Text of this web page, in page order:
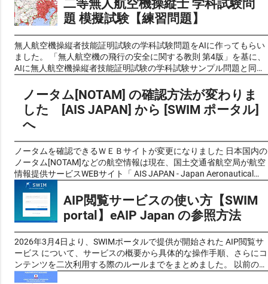
航空機操縦士」「二等無人航空機操縦士」の国家試験の学科の教科
書の基になるものです。この教則の内容や範囲から試験問題も作ら
れるています。 令和7年(2025年)2月1日に改訂された、 無人航空機
の飛行の安全に関する教則（第４版） は以下にリンクします。 無
人航空機の飛行の安全に関する教則（第４版）
https://www.mlit.go.jp/koku/content/001860311.pdf ！注意！：無
り、第４版をもとに作成されるようになりました。 無⼈航空機操縦
士の学科試験の受験の為の学習資料としてのご利用 は下記の 最新
版「第４版」 をご覧ください。 「無人航空機の飛行の安全に関す
る教則」（第４版）令和７年(2025年)２月１日 【教則学習】 学科
機の飛行の安全に関する教則 第４版 [読み上げ]
https://youtu.be/BOb9h2-Ylgg 無人航空機の飛行の安全に関する教
則 第４版 読み上げ動画
https://www.nomanfrg.com/2025/06/instr4mov.html 無人航空機操
縦士 学科試験のサンプル問題も公開されていますので、一等、二
等無人航空機操縦士 学科試験 ...
所でも新たに人口集中地区とされている場合や、逆にこれまでDID
地区であった場所でも除外されている場所など、変更されている場
合があるので注意が必要です。 日本の国勢調査において設定される
統計上の地区で、 人口密集地区の英語"Densely Inhabited District"の
頭文字を取って「DID」とも呼ばれています。 市区町村の区域内で
人口密度が4,000人/ km² 以上の基本単位区（平成2年（1990年）以
定されます。ただし、空港、港湾、工業地帯、公園など都市的傾向
の強い基本単位区は人口密度が低くても人口集中地区に含まれてい
ます。都市的地域と農村的地域の区分けや、狭義の都市としての市
街地の規模を示す指標として使用されます。 令和2年の国勢調査の
地図」、および政府統計の総合窓口が提供している、「地図で見る
統計（jSTAT MAP）」を利用して確認可能です。 情報の内容はは同
じですので使いやすいお好みの物を利用すると良いと思います。 国
土地理院 地理院地図 人口集中地区令和２年 (総務省統計局) e-Stat
政府統計の総合窓口 地図で見る統計 (jSTAT MAP) 国土地理院 地理
院地図 人口集中地区令和２年（総務省統計局） 確認方法 人口
集中地区令和２年 (総務省統計局) 国土地理院 地理院地図 人口
二等無人航空機操縦士 学科試験問
題 模擬試験【練習問題】
無人航空機操縦者技能証明試験の学科試験問題をAIに作ってもらい
ました。 「無人航空機の飛行の安全に関する教則 第4版」を基に、
AIに無人航空機操縦者技能証明試験の学科試験サンプル問題と同様
は過去の出題問題や予想問題ではなく、実際の学科試験と同じく教
則の内容からAIが自動生成したものです。問題の正確性については
AIによる生成後に人的チェックも加えて可能な限り確認しておりま
すが、完全性を保証するものではありませんので、あらかじめご了
りご一報いただければ幸いです。） また、複数のAIに同様の指示で
問題を作成してもらったため、それぞれのAIの特性や出題傾向の違
いも見られるかと思います。そうした個性の違いも含めて、クイズ
感覚でお楽しみいただければと思います。 これらの問題は教則の内
容理解度を確認するツールとして作成しましたが、問題の質や網羅
性を考慮すると、受験対策の一環としても十分にご活用いただける
レベルに仕上がっていると考えています。ただし、教則をしっかり
だくことをお勧めします。 好評でしたので二等無人航空機操縦者技
能証明試験の学科試験問題[AI作成]、こちらも参考にしてみてくだ
さい。 二等無人航空機操縦士 学科試験問題 模擬試験【練習問題】
その２ 無⼈航空機操縦士の学科試験は ＜実施方法＞ 全国の試験会
ノータム[NOTAM] の確認方法が変わりま
した [AIS JAPAN] から [SWIM ポータル]
へ
ノータムを確認できるＷＥＢサイトが変更になりました 日本国内の
ノータム[NOTAM]などの航空情報は現在、国土交通省航空局が航空
情報提供サービスWEBサイト「 AIS JAPAN - Japan Aeronautical
Information Service Center」 https://aisjapan.mlit.go.jp/ で公開し
ています。このサービスは、 無料で利用できますが、ユーザー登録
とログインが必要となっています。 しかし、 令和7(2025)年1月10
日より 、新しい航空情報共有基盤「 SWIM （System-Wide
Information Management）」 https://top.swim.mlit.go.jp/swim/ の
運用（登録）が開始されることに伴い、現行のAIS-JAPAN（Web)は
2025年2月10日に新サービス開始 と共に完全に廃止され、新しい
SWIM（スイム）ポータルによる情報サービスへと移行します。現
在AIS JAPANを利用しているユーザーも、この期日までに 改めて
AIP閲覧サービスの使い方【SWIM
portal】eAIP Japan の参照方法
2026年3月4日より、SWIMポータルで提供が開始された AIP閲覧サ
ービス について、サービスの概要から具体的な操作手順、さらにコ
ンテンツを二次利用する際のルールまでをまとめました。 以前の記
事「 ノータム[NOTAM] の確認方法が変わりました [AIS JAPAN] か